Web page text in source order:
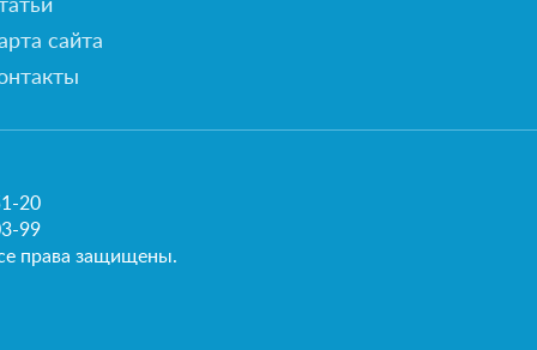
сайта
20
99
права защищены.